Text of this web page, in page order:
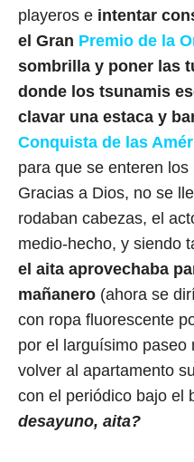
playeros e intentar
el Gran Premio de la
sombrilla y poner las
donde los tsunamis
clavar una estaca y
Conquista de las
para que se enteren
Gracias a Dios, no se
rodaban cabezas, el
medio-hecho, y siendo
el aita aprovechaba
mañanero (ahora se
con ropa fluorescente
por el larguísimo
volver al apartamento
con el periódico bajo el
desayuno, aita?